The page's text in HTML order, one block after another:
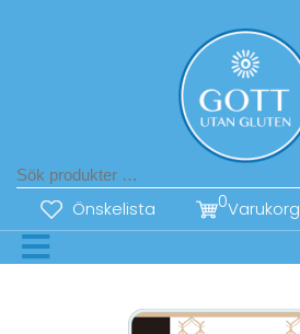
Önskelista Varukorg
0